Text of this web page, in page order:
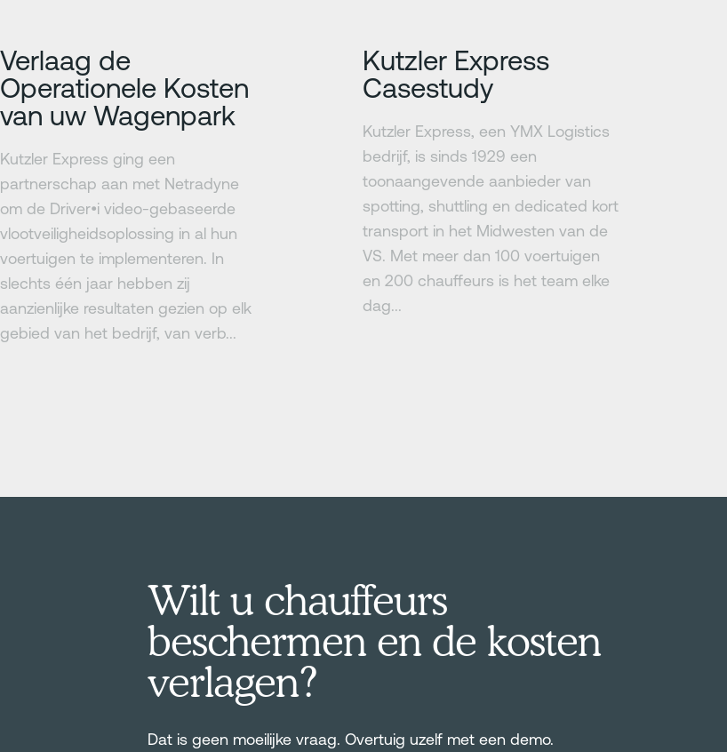
Verlaag de
Operationele Kosten
van uw Wagenpark
Kutzler Express ging een
partnerschap aan met Netradyne
om de Driver•i video-gebaseerde
vlootveiligheidsoplossing in al hun
voertuigen te implementeren. In
slechts één jaar hebben zij
aanzienlijke resultaten gezien op elk
gebied van het bedrijf, van verb...
Kutzler Express
Casestudy
Kutzler Express, een YMX Logistics
bedrijf, is sinds 1929 een
toonaangevende aanbieder van
spotting, shuttling en dedicated kort
transport in het Midwesten van de
VS. Met meer dan 100 voertuigen
en 200 chauffeurs is het team elke
dag...
Wilt u chauffeurs
beschermen en de kosten
verlagen?
Dat is geen moeilijke vraag. Overtuig uzelf met een demo.